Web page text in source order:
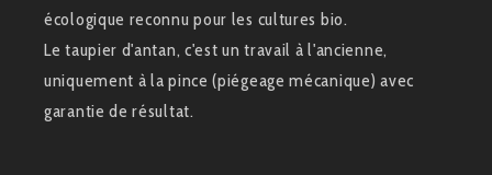
écologique reconnu pour les cultures bio.
Le taupier d'antan, c'est un travail à l'ancienne,
uniquement à la pince (piégeage mécanique) avec
garantie de résultat.